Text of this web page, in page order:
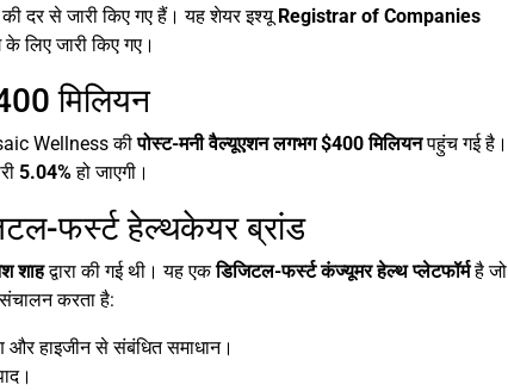
दर से जारी किए गए हैं। यह शेयर इश्यू Registrar of Companies
लिए जारी किए गए।
मिलियन
Wellness कीपोस्ट-मनी वैल्यूएशन लगभग $400 मिलियनपहुंच गई है।
5.04%हो जाएगी।
फर्स्ट हेल्थकेयर ब्रांड
शाहद्वारा की गई थी। यह एकडिजिटल-फर्स्ट कंज्यूमर हेल्थ प्लेटफॉर्महै जो
करता है:
और हाइजीन से संबंधित समाधान।